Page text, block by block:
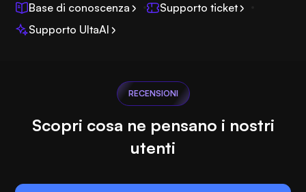
Base di conoscenza
Supporto ticket
Supporto UltaAI
RECENSIONI
Scopri cosa ne pensano i nostri
utenti